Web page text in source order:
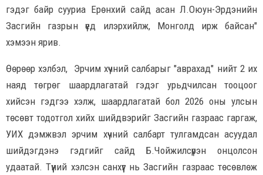
гэдэг байр сууриа Ерөнхий сайд асан Л.Оюун-Эрдэнийн
Засгийн газрын үед илэрхийлж, Монголд ирж байсан"
хэмээн ярив.
Өөрөөр хэлбэл, Эрчим хүчний салбарыг "аврахад" нийт 2 их
наяд төгрөг шаардлагатай гэдэг урьдчилсан тооцоог
хийсэн гэдгээ хэлж, шаардлагатай бол 2026 оны улсын
төсөвт тодотгол хийх шийдвэрийг Засгийн газраас гаргаж,
УИХ дэмжвэл эрчим хүчний салбарт тулгамдсан асуудал
шийдэгдэнэ гэдгийг сайд Б.Чойжилсүрэн онцолсон
удаатай. Түүний хэлсэн санхүүг нь Засгийн газраас төсөвлөж